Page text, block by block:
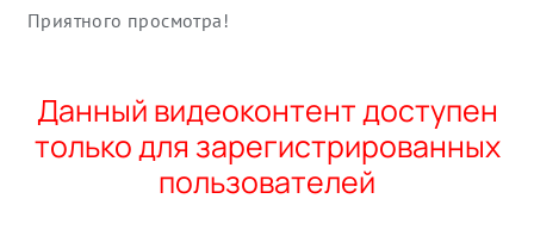
Приятного просмотра!
Данный видеоконтент доступен
только для зарегистрированных
пользователей